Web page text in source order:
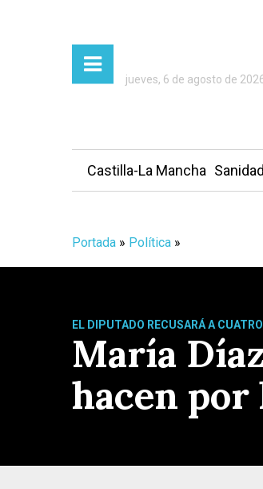
jueves, 6 de agosto de
Castilla-La Mancha Sanidad
Portada » Política »
EL DIPUTADO RECUSARÁ A
María
hacen por